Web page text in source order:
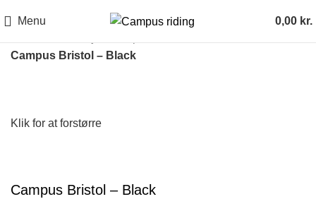
Menu 0,00 kr.
Campus Bristol – Black
Klik for at forstørre
Campus Bristol – Black